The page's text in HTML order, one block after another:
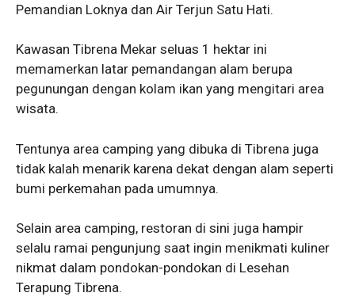
Pemandian Loknya dan Air Terjun Satu Hati.
Kawasan Tibrena Mekar seluas 1 hektar ini
memamerkan latar pemandangan alam berupa
pegunungan dengan kolam ikan yang mengitari area
wisata.
Tentunya area camping yang dibuka di Tibrena juga
tidak kalah menarik karena dekat dengan alam seperti
bumi perkemahan pada umumnya.
Selain area camping, restoran di sini juga hampir
selalu ramai pengunjung saat ingin menikmati kuliner
nikmat dalam pondokan-pondokan di Lesehan
Terapung Tibrena.